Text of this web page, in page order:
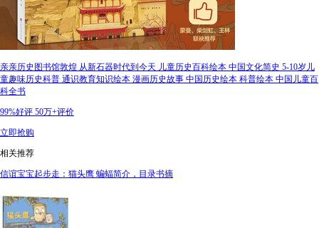
亲亲历史图书馆敦煌 从新石器时代到今天 儿童历史百科绘本 中国文化简史 5-10岁儿
童趣味历史科普 通识教育知识绘本 漫画历史故事 中国历史绘本 科普绘本 中国儿童百
科全书
99%好评 50万+评价
立即抢购
相关推荐
信谊宝宝起步走：猫头鹰 蝙蝠简介，目录书摘